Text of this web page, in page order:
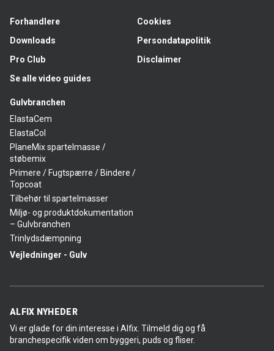
Forhandlere
Downloads
Pro Club
Se alle video guides
Gulvbranchen
ElastaCem
ElastaCol
PlaneMix spartelmasse /
støbemix
Primere / Fugtspærre / Bindere /
Topcoat
Tilbehør til spartelmasser
Miljø- og produktdokumentation
– Gulvbranchen
Trinlydsdæmpning
Vejledninger - Gulv
Cookies
Persondatapolitik
Disclaimer
ALFIX NYHEDER
Vi er glade for din interesse i Alfix. Tilmeld dig og få
branchespecifik viden om byggeri, puds og fliser.